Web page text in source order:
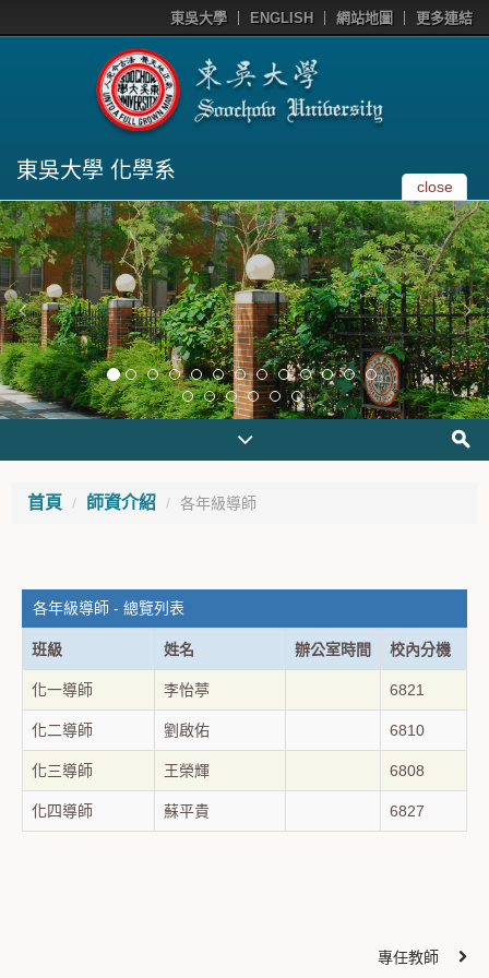
東吳大學 ENGLISH 網站地圖 更多連結
東吳大學 化學系
close
首頁 師資介紹 各年級導師
各年級導師 - 總覽列表
班級 姓名 辦公室時間 校內分機
化一導師 李怡葶 6821
化二導師 劉啟佑 6810
化三導師 王榮輝 6808
化四導師 蘇平貴 6827
專任教師